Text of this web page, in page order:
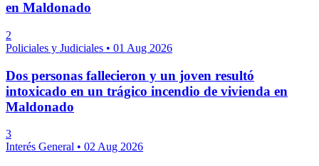
en Maldonado
2
Policiales y Judiciales • 01 Aug 2026
Dos personas fallecieron y un joven resultó
intoxicado en un trágico incendio de vivienda en
Maldonado
3
Interés General • 02 Aug 2026